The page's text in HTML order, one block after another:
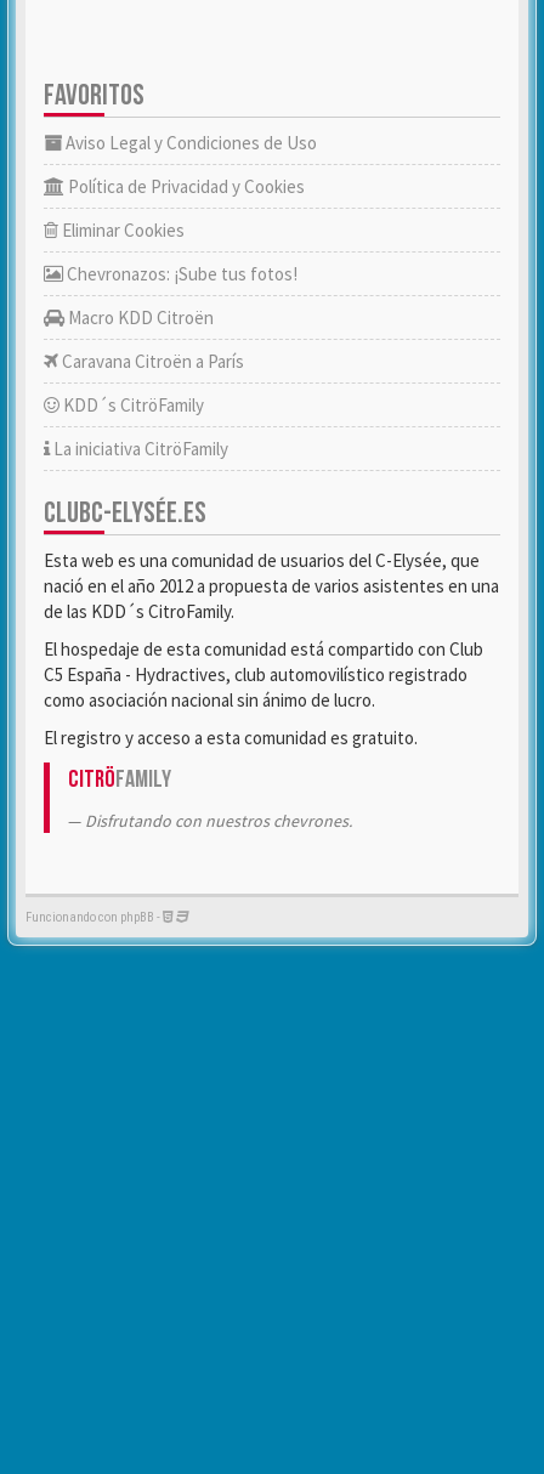
FAVORITOS
Aviso Legal y Condiciones de Uso
Política de Privacidad y Cookies
Eliminar Cookies
Chevronazos: ¡Sube tus fotos!
Macro KDD Citroën
Caravana Citroën a París
KDD´s CitröFamily
La iniciativa CitröFamily
CLUBC-ELYSÉE.ES
Esta web es una comunidad de usuarios del C-Elysée, que
nació en el año 2012 a propuesta de varios asistentes en una
de las KDD´s CitroFamily.
El hospedaje de esta comunidad está compartido con Club
C5 España - Hydractives, club automovilístico registrado
como asociación nacional sin ánimo de lucro.
El registro y acceso a esta comunidad es gratuito.
CitröFamily
Disfrutando con nuestros chevrones.
Funcionando con phpBB -